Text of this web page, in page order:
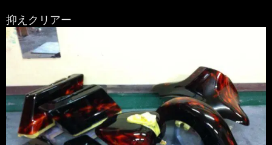
抑えクリアー